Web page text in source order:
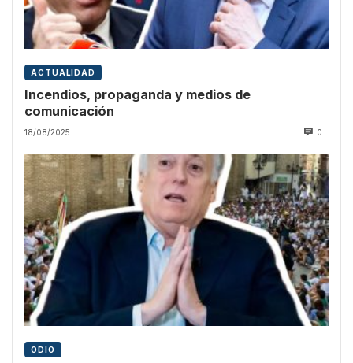
ACTUALIDAD
Incendios, propaganda y medios de
comunicación
18/08/2025 0
ODIO